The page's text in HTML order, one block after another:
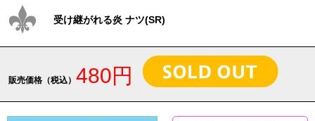
受け継がれる炎 ナツ(SR)
販売価格（税込） 480円